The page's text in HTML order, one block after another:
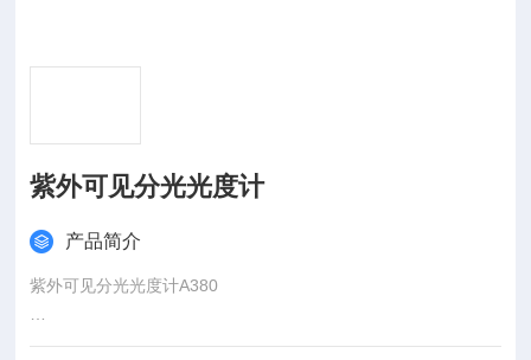
紫外可见分光光度计
产品简介
紫外可见分光光度计A380
一 特点：1.仪器采用320x240显示器,主机支持U盘存储, 主机上